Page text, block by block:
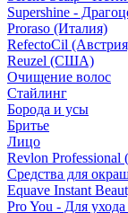
Supershine -
Proraso (Италия)
RefectoCil
Reuzel (США)
Очищение волос
Стайлинг
Борода и усы
Бритье
Лицо
Revlon Professional
Средства для
Equave Instant
Pro You - Для